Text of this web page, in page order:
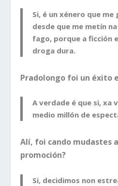
Si, é un xénero que
desde que me metín
fago, porque a ficción
droga dura.
Pradolongo foi un éxito
A verdade é que si, xa
medio millón de
Alí, foi cando mudastes
promoción?
Si, decidimos non